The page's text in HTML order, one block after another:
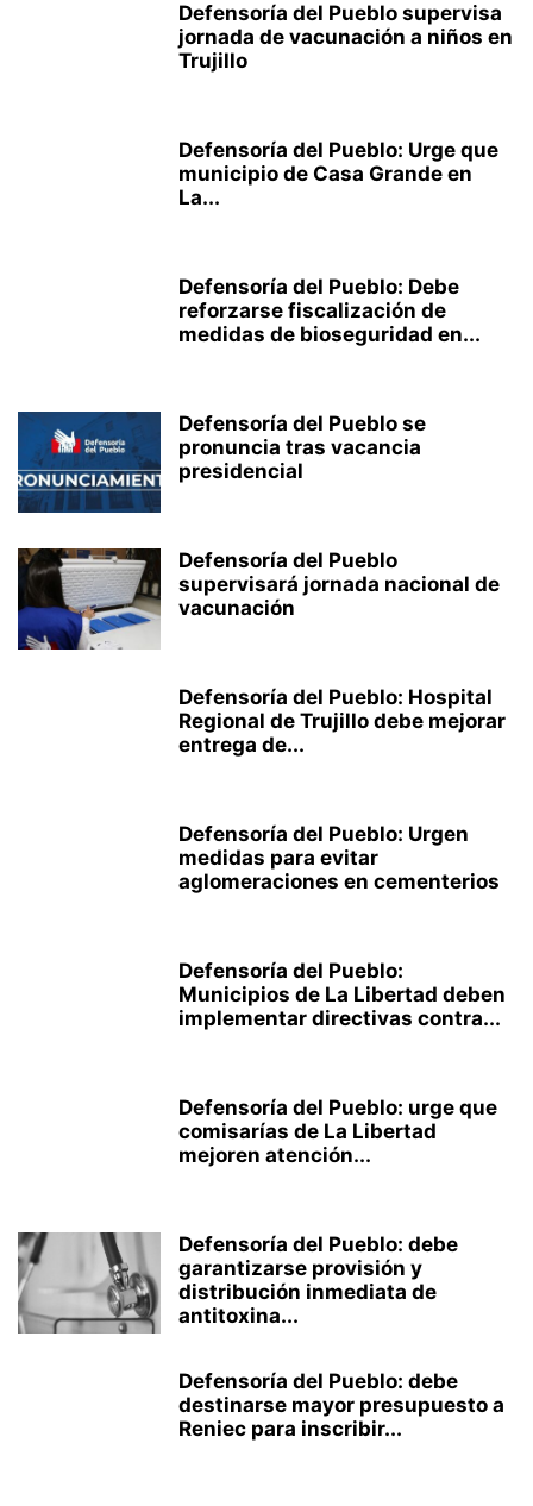
Defensoría del Pueblo supervisa
jornada de vacunación a niños en
Trujillo
Defensoría del Pueblo: Urge que
municipio de Casa Grande en
La...
Defensoría del Pueblo: Debe
reforzarse fiscalización de
medidas de bioseguridad en...
Defensoría del Pueblo se
pronuncia tras vacancia
presidencial
Defensoría del Pueblo
supervisará jornada nacional de
vacunación
Defensoría del Pueblo: Hospital
Regional de Trujillo debe mejorar
entrega de...
Defensoría del Pueblo: Urgen
medidas para evitar
aglomeraciones en cementerios
Defensoría del Pueblo:
Municipios de La Libertad deben
implementar directivas contra...
Defensoría del Pueblo: urge que
comisarías de La Libertad
mejoren atención...
Defensoría del Pueblo: debe
garantizarse provisión y
distribución inmediata de
antitoxina...
Defensoría del Pueblo: debe
destinarse mayor presupuesto a
Reniec para inscribir...